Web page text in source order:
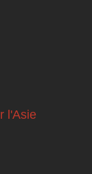
l'Asie